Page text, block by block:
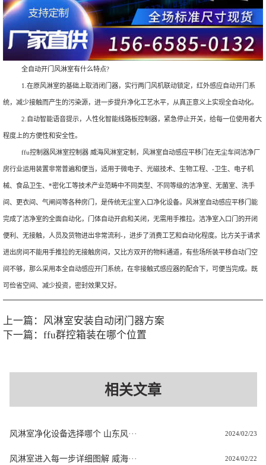
全自动开门风淋室有什么特点?
1.在原风淋室的基础上取消闭门器，实行两门风机联动锁定，红外感应自动开门系
统，减少接触而产生的污染源，进一步提升净化工艺水平，从真正意义上实现全自动化。
2.自动智能语音提示，人性化智能线路板控制器，紧急停止开关，给每一位使用者大
程度上的方便性和安全性。
ffu控制器风淋室控制器 威海风淋室定制，风淋室自动感应平移门在无尘车间洁净厂
房行业运用装置非常普遍和便当，适用于微电子、光磁技术、生物工程、-卫生、电子机
械、食品卫生、*密化工等技术产业范畴中不同类型、不同等级的洁净室、无菌室、洗手
间、更衣间、气闸间等各种房门，是传统无尘室入口净化设备。风淋室自动感应平移门能
完成了洁净室的全面自动化，门体自动开启和关闭，无需用手推拉。洁净室入口门的开闭
便利、无接触，人员及货物进出非常流利-，进步了消费工艺和自动化程度。比方关于请求
进出房间不能用手推拉的无接触房间，又比方双开的物料通道，有些场所装平移自动门空
间不够，那么采用本全自动感应开门系统，在非接触式感应器的配合下，可便当完成。既
可俭省空间、减少投资，密封效果又好。
上一篇： 风淋室安装自动闭门器方案
下一篇： ffu群控箱装在哪个位置
相关文章
风淋室净化设备选择哪个 山东风··· 2024/02/23
风淋室进入每一步详细图解 威海··· 2024/02/22